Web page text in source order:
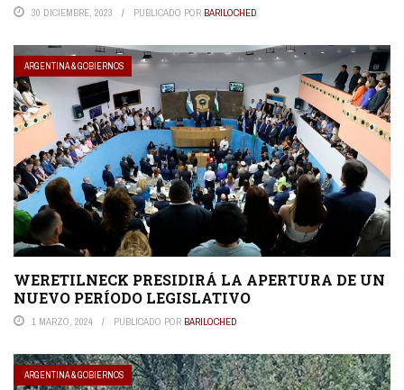
30 DICIEMBRE, 2023 PUBLICADO POR BARILOCHED
ARGENTINA & GOBIERNOS
WERETILNECK PRESIDIRÁ LA APERTURA DE UN
NUEVO PERÍODO LEGISLATIVO
1 MARZO, 2024 PUBLICADO POR BARILOCHED
ARGENTINA & GOBIERNOS